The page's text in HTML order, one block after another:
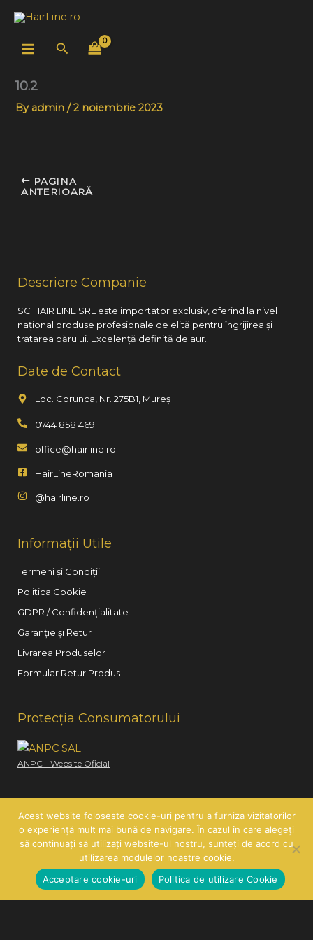
content
Search
10.2
By admin/2 noiembrie 2023
PAGINA
ANTERIOARĂ
Descriere Companie
SC HAIR LINE SRL este importator exclusiv, oferind la nivel
național produse profesionale de elită pentru îngrijirea și
tratarea părului. Excelență definită de aur.
Date de Contact
Loc. Corunca, Nr. 275B1, Mureș
0744 858 469
office@hairline.ro
HairLineRomania
@hairline.ro
Informații Utile
Termeni și Condiții
Politica Cookie
GDPR / Confidențialitate
Garanție și Retur
Livrarea Produselor
Formular Retur Produs
Protecția Consumatorului
ANPC - Website Oficial
Copyright © 2026Hair Line| SC HAIR LINE SRL | CUI:
RO21260585 | J26/419/2007
Acest website foloseste cookie-uri pentru a furniza vizitatorilor
o experiență mult mai bună de navigare. În cazul în care alegeți
să continuați să utilizați website-ul nostru, sunteți de acord cu
utilizarea modulelor noastre cookie.
Acceptare cookie-uri
Politica de utilizare Cookie